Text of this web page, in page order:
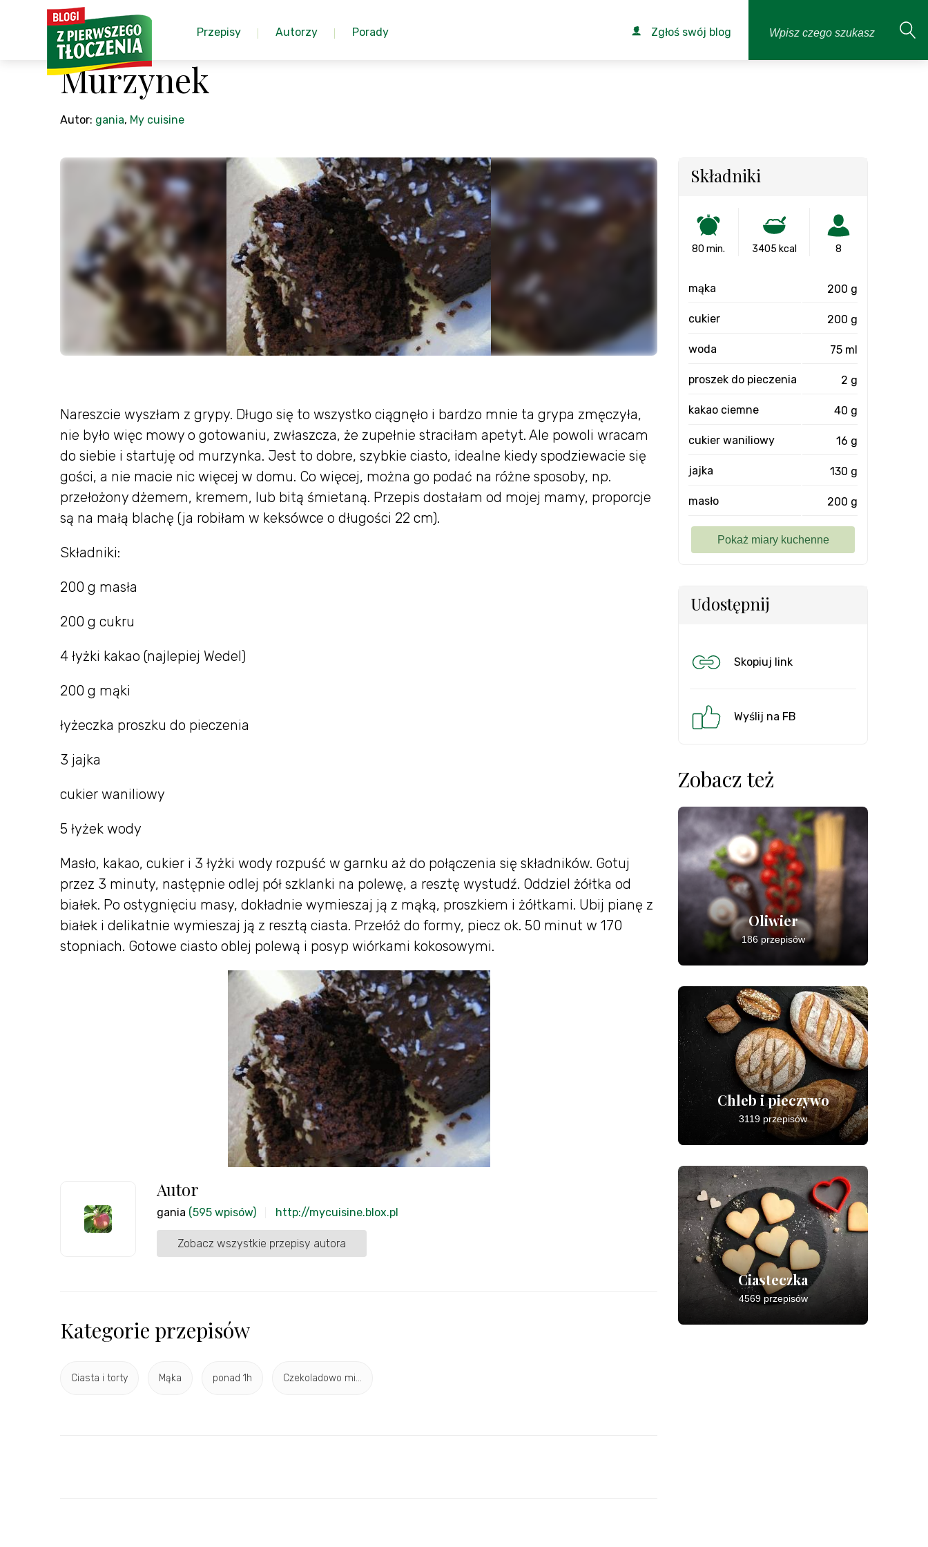
Przepisy Autorzy Porady Zgłoś swój blog
Murzynek
Autor: gania, My cuisine
Nareszcie wyszłam z grypy. Długo się to wszystko ciągnęło i bardzo mnie ta grypa zmęczyła,
nie było więc mowy o gotowaniu, zwłaszcza, że zupełnie straciłam apetyt. Ale powoli wracam
do siebie i startuję od murzynka. Jest to dobre, szybkie ciasto, idealne kiedy spodziewacie się
gości, a nie macie nic więcej w domu. Co więcej, można go podać na różne sposoby, np.
przełożony dżemem, kremem, lub bitą śmietaną. Przepis dostałam od mojej mamy, proporcje
są na małą blachę (ja robiłam w keksówce o długości 22 cm).
Składniki:
200 g masła
200 g cukru
4 łyżki kakao (najlepiej Wedel)
200 g mąki
łyżeczka proszku do pieczenia
3 jajka
cukier waniliowy
5 łyżek wody
Masło, kakao, cukier i 3 łyżki wody rozpuść w garnku aż do połączenia się składników. Gotuj
przez 3 minuty, następnie odlej pół szklanki na polewę, a resztę wystudź. Oddziel żółtka od
białek. Po ostygnięciu masy, dokładnie wymieszaj ją z mąką, proszkiem i żółtkami. Ubij pianę z
białek i delikatnie wymieszaj ją z resztą ciasta. Przełóż do formy, piecz ok. 50 minut w 170
stopniach. Gotowe ciasto oblej polewą i posyp wiórkami kokosowymi.
Autor
gania (595 wpisów) http://mycuisine.blox.pl
Zobacz wszystkie przepisy autora
Kategorie przepisów
Ciasta i torty Mąka ponad 1h Czekoladowo mi...
Składniki
80 min. 3405 kcal 8
mąka 200 g
cukier 200 g
woda 75 ml
proszek do pieczenia 2 g
kakao ciemne 40 g
cukier waniliowy 16 g
jajka 130 g
masło 200 g
Udostępnij
Skopiuj link
Wyślij na FB
Zobacz też
Oliwier
186 przepisów
Chleb i pieczywo
3119 przepisów
Ciasteczka
4569 przepisów